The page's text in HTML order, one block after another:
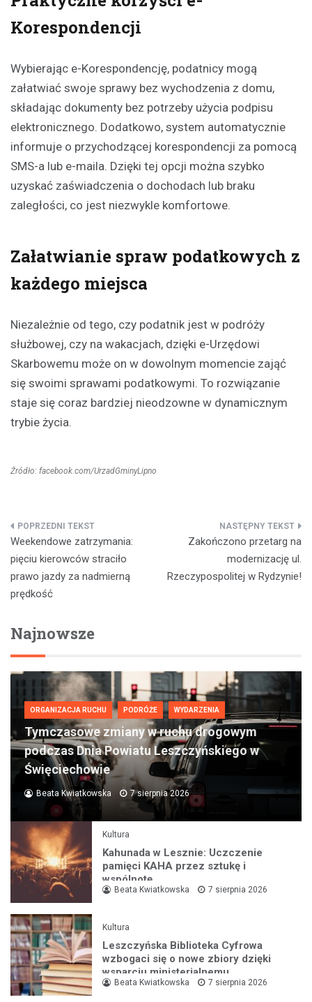
Korespondencji
Wybierając e-Korespondencję, podatnicy mogą
załatwiać swoje sprawy bez wychodzenia z domu,
składając dokumenty bez potrzeby użycia podpisu
elektronicznego. Dodatkowo, system automatycznie
informuje o przychodzącej korespondencji za pomocą
SMS-a lub e-maila. Dzięki tej opcji można szybko
uzyskać zaświadczenia o dochodach lub braku
zaległości, co jest niezwykle komfortowe.
Załatwianie spraw podatkowych z
każdego miejsca
Niezależnie od tego, czy podatnik jest w podróży
służbowej, czy na wakacjach, dzięki e-Urzędowi
Skarbowemu może on w dowolnym momencie zająć
się swoimi sprawami podatkowymi. To rozwiązanie
staje się coraz bardziej nieodzowne w dynamicznym
trybie życia.
Źródło: facebook.com/UrzadGminyLipno
Nawigacja
wpisu
Weekendowe zatrzymania:
pięciu kierowców straciło
prawo jazdy za nadmierną
prędkość
Zakończono przetarg na
modernizację ul.
Rzeczypospolitej w Rydzynie!
Najnowsze
ORGANIZACJA RUCHU PODRÓŻE WYDARZENIA
Tymczasowe zmiany w ruchu drogowym
podczas Dnia Powiatu Leszczyńskiego w
Święciechowie
Beata Kwiatkowska 7 sierpnia 2026
Kultura
Kahunada w Lesznie: Uczczenie
pamięci KAHA przez sztukę i
wspólnotę
Beata Kwiatkowska 7 sierpnia 2026
Kultura
Leszczyńska Biblioteka Cyfrowa
wzbogaci się o nowe zbiory dzięki
wsparciu ministerialnemu
Beata Kwiatkowska 7 sierpnia 2026